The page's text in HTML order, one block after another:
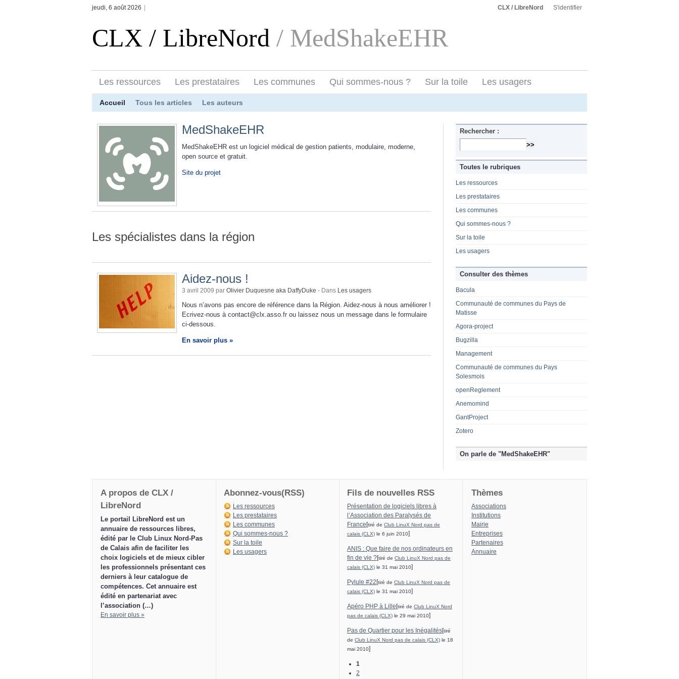
jeudi, 6 août 2026 CLX / LibreNord S'identifier
CLX / LibreNord / MedShakeEHR
Les ressources Les prestataires Les communes Qui sommes-nous ? Sur la toile Les usagers
Accueil Tous les articles Les auteurs
MedShakeEHR
MedShakeEHR est un logiciel médical de gestion patients, modulaire, moderne,
open source et gratuit.
Site du projet
Les spécialistes dans la région
Aidez-nous !
3 avril 2009 par Olivier Duquesne aka DaffyDuke - Dans Les usagers
Nous n’avons pas encore de référence dans la Région. Aidez-nous à nous améliorer !
Ecrivez-nous à contact@clx.asso.fr ou laissez nous un message dans le formulaire
ci-dessous.
En savoir plus »
Rechercher :
Toutes le rubriques
Les ressources
Les prestataires
Les communes
Qui sommes-nous ?
Sur la toile
Les usagers
Consulter des thèmes
Bacula
Communauté de communes du Pays de
Matisse
Agora-project
Bugzilla
Management
Communauté de communes du Pays
Solesmois
openReglement
Anemomind
GantProject
Zotero
On parle de "MedShakeEHR"
A propos de CLX /
LibreNord
Le portail LibreNord est un
annuaire de ressources libres,
édité par le Club Linux Nord-Pas
de Calais afin de faciliter les
choix logiciels et de mieux cibler
les professionnels présentant ces
derniers à leur catalogue de
compétences. Cet annuaire est
édité en partenariat avec
l’association (…)
En savoir plus »
Abonnez-vous(RSS)
Les ressources
Les prestataires
Les communes
Qui sommes-nous ?
Sur la toile
Les usagers
Fils de nouvelles RSS
Présentation de logiciels libres à
l’Association des Paralysés de
France [tiré de Club LinuX Nord pas de
calais (CLX) le 6 juin 2010]
ANIS : Que faire de nos ordinateurs en
fin de vie ?[tiré de Club LinuX Nord pas de
calais (CLX) le 31 mai 2010]
Pylule #22 [tiré de Club LinuX Nord pas de
calais (CLX) le 31 mai 2010]
Apéro PHP à Lille [tiré de Club LinuX Nord
pas de calais (CLX) le 29 mai 2010]
Pas de Quartier pour les Inégalités[tiré
de Club LinuX Nord pas de calais (CLX) le 18
mai 2010]
1
2
Thèmes
Associations
Institutions
Mairie
Entreprises
Partenaires
Annuaire